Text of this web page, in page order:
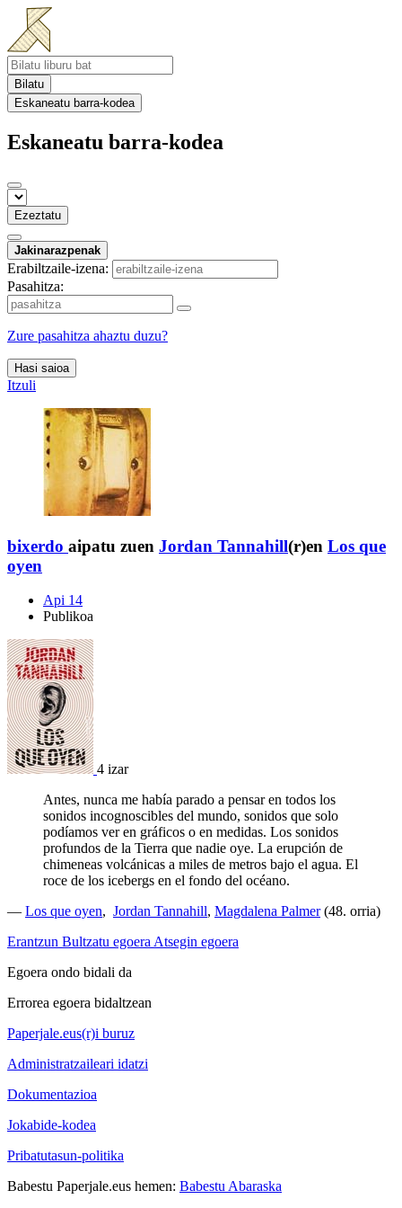
Bilatu
Eskaneatu barra-kodea
Eskaneatu barra-kodea
Ezeztatu
Jakinarazpenak
Erabiltzaile-izena:
Pasahitza:
Zure pasahitza ahaztu duzu?
Hasi saioa
Itzuli
bixerdo aipatu zuen Jordan Tannahill(r)en Los que
oyen
Api 14
Publikoa
4 izar
Antes, nunca me había parado a pensar en todos los
sonidos incognoscibles del mundo, sonidos que solo
podíamos ver en gráficos o en medidas. Los sonidos
profundos de la Tierra que nadie oye. La erupción de
chimeneas volcánicas a miles de metros bajo el agua. El
roce de los icebergs en el fondo del océano.
— Los que oyen, Jordan Tannahill, Magdalena Palmer(48. orria)
Erantzun Bultzatu egoera Atsegin egoera
Egoera ondo bidali da
Errorea egoera bidaltzean
Paperjale.eus(r)i buruz
Administratzaileari idatzi
Dokumentazioa
Jokabide-kodea
Pribatutasun-politika
Babestu Paperjale.eus hemen: Babestu Abaraska